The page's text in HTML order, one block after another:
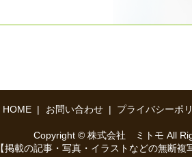
HOME お問い合わせ プライバシーポ
Copyright © 株式会社 ミトモ All
【掲載の記事・写真・イラストなどの無断複